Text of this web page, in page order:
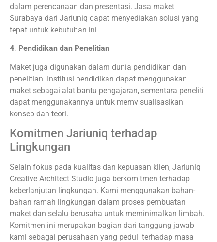
dalam perencanaan dan presentasi. Jasa maket
Surabaya dari Jariuniq dapat menyediakan solusi yang
tepat untuk kebutuhan ini.
4. Pendidikan dan Penelitian
Maket juga digunakan dalam dunia pendidikan dan
penelitian. Institusi pendidikan dapat menggunakan
maket sebagai alat bantu pengajaran, sementara peneliti
dapat menggunakannya untuk memvisualisasikan
konsep dan teori.
Komitmen Jariuniq terhadap
Lingkungan
Selain fokus pada kualitas dan kepuasan klien, Jariuniq
Creative Architect Studio juga berkomitmen terhadap
keberlanjutan lingkungan. Kami menggunakan bahan-
bahan ramah lingkungan dalam proses pembuatan
maket dan selalu berusaha untuk meminimalkan limbah.
Komitmen ini merupakan bagian dari tanggung jawab
kami sebagai perusahaan yang peduli terhadap masa